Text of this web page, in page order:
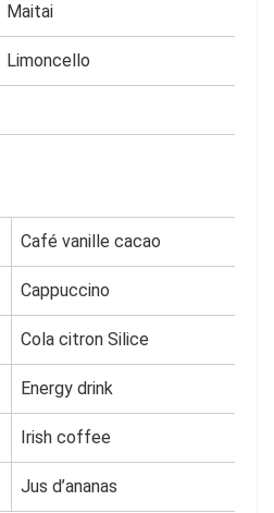
Maitai
Limoncello
Café vanille cacao
Cappuccino
Cola citron Silice
Energy drink
Irish coffee
Jus d’ananas